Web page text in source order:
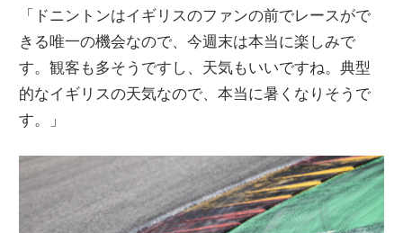
「ドニントンはイギリスのファンの前でレースがで
きる唯一の機会なので、今週末は本当に楽しみで
す。観客も多そうですし、天気もいいですね。典型
的なイギリスの天気なので、本当に暑くなりそうで
す。」